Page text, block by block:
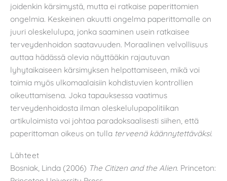
joidenkin kärsimystä, mutta ei ratkaise paperittomien
ongelmia. Keskeinen akuutti ongelma paperittomalle on
juuri oleskelulupa, jonka saaminen usein ratkaisee
terveydenhoidon saatavuuden. Moraalinen velvollisuus
auttaa hädässä olevia näyttääkin rajautuvan
lyhytaikaiseen kärsimyksen helpottamiseen, mikä voi
toimia myös ulkomaalaisiin kohdistuvien kontrollien
oikeuttamisena. Joka tapauksessa vaatimus
terveydenhoidosta ilman oleskelulupapolitiikan
artikuloimista voi johtaa paradoksaalisesti siihen, että
paperittoman oikeus on tulla terveenä käännytettäväksi.
Lähteet
Bosniak, Linda (2006) The Citizen and the Alien. Princeton: